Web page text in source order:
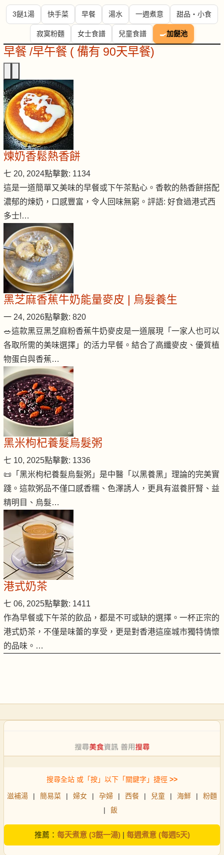
3餸1湯 快手菜 早餐 湯水 一週煮意 甜品・小食
寂寞粉麵 女士食譜 兒童食譜 🍳加餸池
早餐 /早午餐 ( 備有 90天早餐)
煉奶香鬆熱香餅
七 20, 2024點擊數: 1134
這是一道簡單又美味的早餐或下午茶點心。香軟的熱香餅搭配
濃郁的煉奶，口感豐富，令人回味無窮。評語: 好食過港式西
多士!…
黑芝麻香蕉牛奶能量麥皮 | 烏髮養生
一 24, 2026點擊數: 820
🥗這款黑豆黑芝麻粉香蕉牛奶麥皮是一道展現「一家人也可以
各取所需的美味選擇」的活力早餐。結合了高纖麥皮、優質植
物蛋白與香蕉…
黑米枸杞養髮烏髮粥
七 10, 2025點擊數: 1336
📜「黑米枸杞養髮烏髮粥」是中醫「以黑養黑」理論的完美實
踐。這款粥品不僅口感香糯、色澤誘人，更具有滋養肝腎、益
精明目、烏髮…
港式奶茶
七 06, 2025點擊數: 1411
作為早餐或下午茶的飲品，都是不可或缺的選擇。一杯正宗的
港式奶茶，不僅是味蕾的享受，更是對香港這座城市獨特情懷
的品味。…
搜尋全站 或「按」以下「關鍵字」捷徑 >>
滋補湯 | 簡易菜 | 婦女 | 孕婦 | 西餐 | 兒童 | 海鮮 |
粉麵
|
飯
推薦： 每天煮意 (3餸一湯)| 每週煮意 (每週5天)